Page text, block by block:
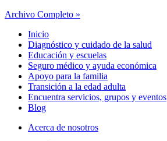
Archivo Completo »
Inicio
Diagnóstico y cuidado de la salud
Educación y escuelas
Seguro médico y ayuda económica
Apoyo para la familia
Transición a la edad adulta
Encuentra servicios, grupos y eventos
Blog
Acerca de nosotros